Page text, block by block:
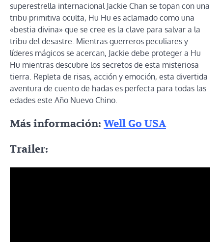
superestrella internacional Jackie Chan se topan con una
tribu primitiva oculta, Hu Hu es aclamado como una
«bestia divina» que se cree es la clave para salvar a la
tribu del desastre. Mientras guerreros peculiares y
líderes mágicos se acercan, Jackie debe proteger a Hu
Hu mientras descubre los secretos de esta misteriosa
tierra. Repleta de risas, acción y emoción, esta divertida
aventura de cuento de hadas es perfecta para todas las
edades este Año Nuevo Chino.
Más información: Well Go USA
Trailer: